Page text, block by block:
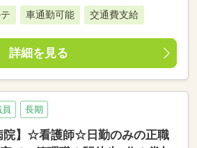
車通勤可能 交通費支給
詳細を見る
長期
院】☆看護師☆日勤のみの正職